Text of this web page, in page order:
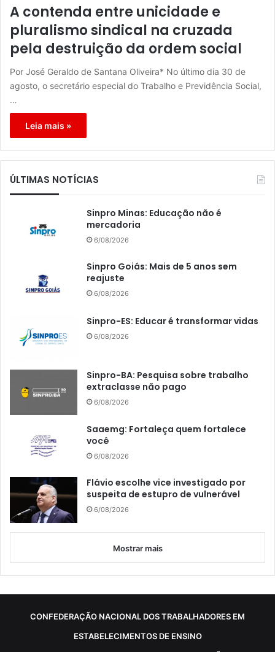
A contenda entre unicidade e
pluralismo sindical na cruzada
pela destruição da ordem social
Por José Geraldo de Santana Oliveira* No último dia 30 de
agosto, o secretário especial do Trabalho e Previdência Social,
…
Leia mais »
ÚLTIMAS NOTÍCIAS
Sinpro Minas: Educação não é
mercadoria
6/08/2026
Sinpro Goiás: Mais de 5 anos sem
reajuste
6/08/2026
Sinpro-ES: Educar é transformar vidas
6/08/2026
Sinpro-BA: Pesquisa sobre trabalho
extraclasse não pago
6/08/2026
Saaemg: Fortaleça quem fortalece
você
6/08/2026
Flávio escolhe vice investigado por
suspeita de estupro de vulnerável
6/08/2026
Mostrar mais
CONFEDERAÇÃO NACIONAL DOS TRABALHADORES EM
ESTABELECIMENTOS DE ENSINO